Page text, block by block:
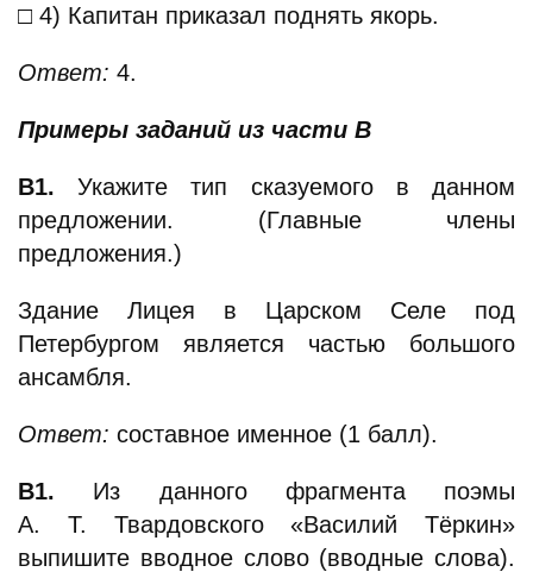
□ 4) Капитан приказал поднять якорь.
Ответ: 4.
Примеры заданий из части В
В1.Укажите тип сказуемого в данном
предложении. (Главные члены
предложения.)
Здание Лицея в Царском Селе под
Петербургом является частью большого
ансамбля.
Ответ: составное именное (1 балл).
В1. Из данного фрагмента поэмы
А. Т. Твардовского «Василий Тёркин»
выпишите вводное слово (вводные слова).